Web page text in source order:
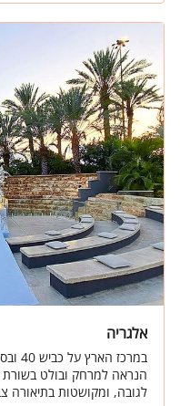
אלגריה
הנראה למרחק ובולט
לגובה, ומקושטות בתיאורה